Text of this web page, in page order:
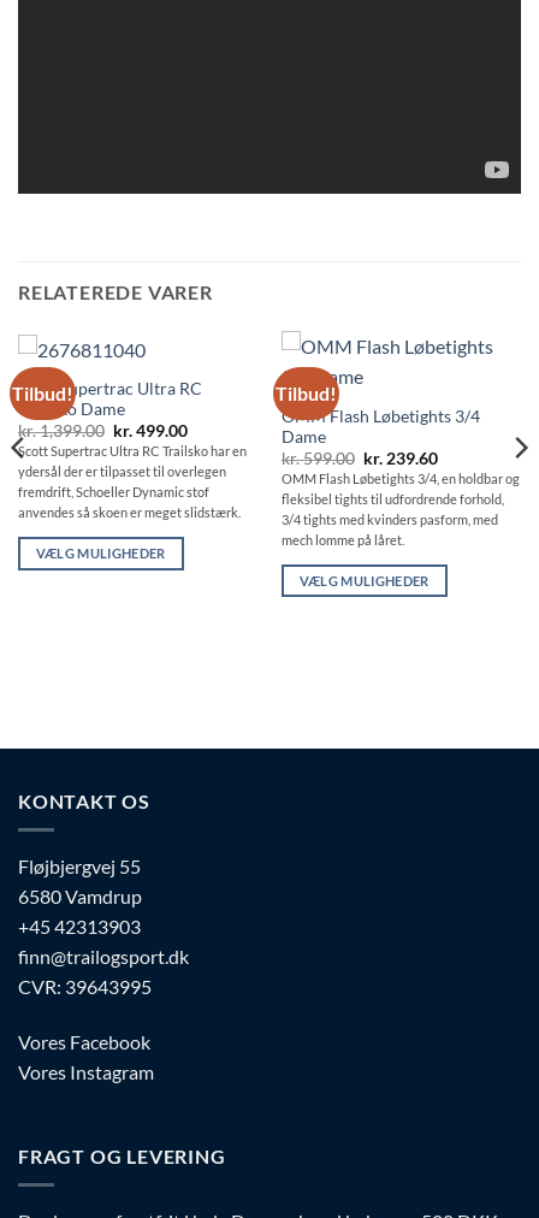
RELATEREDE VARER
Tilbud!
Scott Supertrac Ultra RC
Trailsko Dame
kr.1,399.00 Den
oprindelige
pris
var:
kr. 1,399.00.
kr.499.00Den
aktuelle
pris
er:
kr. 499.00.
Scott Supertrac Ultra RC Trailsko har en
ydersål der er tilpasset til overlegen
fremdrift, Schoeller Dynamic stof
anvendes så skoen er meget slidstærk.
VÆLG MULIGHEDER
varesiden
Tilbud!
OMM Flash Løbetights 3/4
Dame
kr.599.00 Den
oprindelige
pris
var:
kr. 599.00.
kr.239.60Den
aktuelle
pris
er:
kr. 239.60.
OMM Flash Løbetights 3/4, en holdbar og
fleksibel tights til udfordrende forhold,
3/4 tights med kvinders pasform, med
mech lomme på låret.
VÆLG MULIGHEDER
KONTAKT OS
Fløjbjergvej 55
6580 Vamdrup
+45 42313903
finn@trailogsport.dk
CVR: 39643995
Vores Facebook
Vores Instagram
FRAGT OG LEVERING